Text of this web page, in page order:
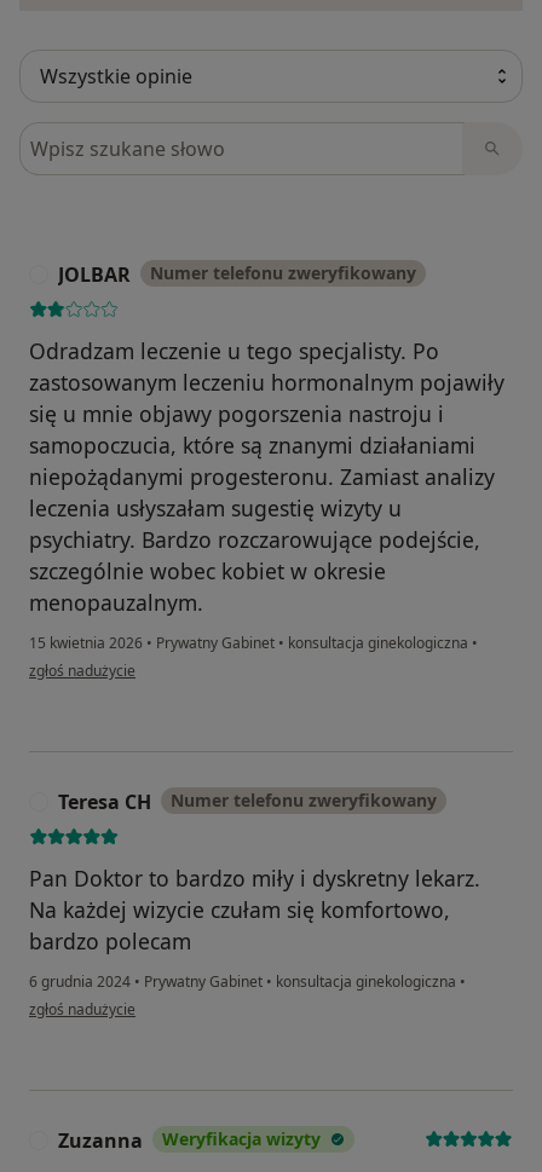
Szukaj w opiniach
JOLBAR Numer telefonu zweryfikowany
Odradzam leczenie u tego specjalisty. Po
zastosowanym leczeniu hormonalnym pojawiły
się u mnie objawy pogorszenia nastroju i
samopoczucia, które są znanymi działaniami
niepożądanymi progesteronu. Zamiast analizy
leczenia usłyszałam sugestię wizyty u
psychiatry. Bardzo rozczarowujące podejście,
szczególnie wobec kobiet w okresie
menopauzalnym.
15 kwietnia 2026 • Prywatny Gabinet • konsultacja ginekologiczna •
w opinii użytkownika JOLBAR
zgłoś nadużycie
Teresa CH Numer telefonu zweryfikowany
Pan Doktor to bardzo miły i dyskretny lekarz.
Na każdej wizycie czułam się komfortowo,
bardzo polecam
6 grudnia 2024 • Prywatny Gabinet • konsultacja ginekologiczna •
w opinii użytkownika Teresa CH
zgłoś nadużycie
Zuzanna Weryfikacja wizyty